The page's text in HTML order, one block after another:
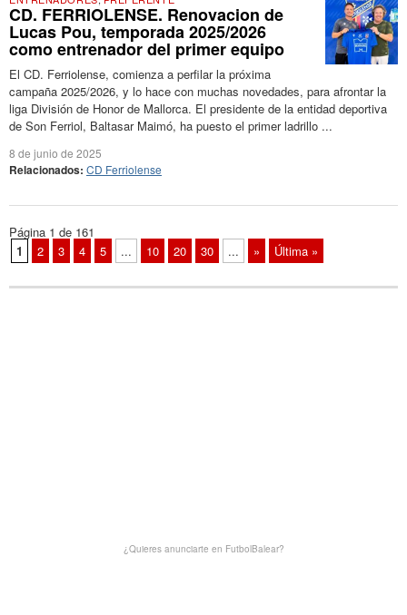
CD. FERRIOLENSE. Renovacion de
Lucas Pou, temporada 2025/2026
como entrenador del primer equipo
El CD. Ferriolense, comienza a perfilar la próxima
campaña 2025/2026, y lo hace con muchas novedades, para afrontar la
liga División de Honor de Mallorca. El presidente de la entidad deportiva
de Son Ferriol, Baltasar Maimó, ha puesto el primer ladrillo ...
8 de junio de 2025
Relacionados: CD Ferriolense
Página 1 de 161
1
2 3 4 5 ... 10 20 30 ... » Última »
¿Quieres anunciarte en FutbolBalear?